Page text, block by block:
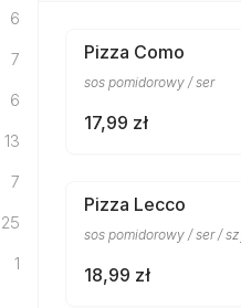
6
7
6
13
7
25
1
Pizza Como
sos pomidorowy / ser
17,99 zł
Pizza Lecco
sos pomidorowy / ser /
18,99 zł